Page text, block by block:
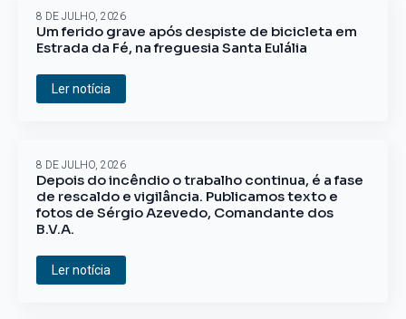
Um ferido grave após despiste de bicicleta em
Estrada da Fé, na freguesia Santa Eulália
8 DE JULHO, 2026
Ler notícia
Depois do incêndio o trabalho continua, é a fase
de rescaldo e vigilância. Publicamos texto e
fotos de Sérgio Azevedo, Comandante dos
B.V.A.
8 DE JULHO, 2026
Ler notícia